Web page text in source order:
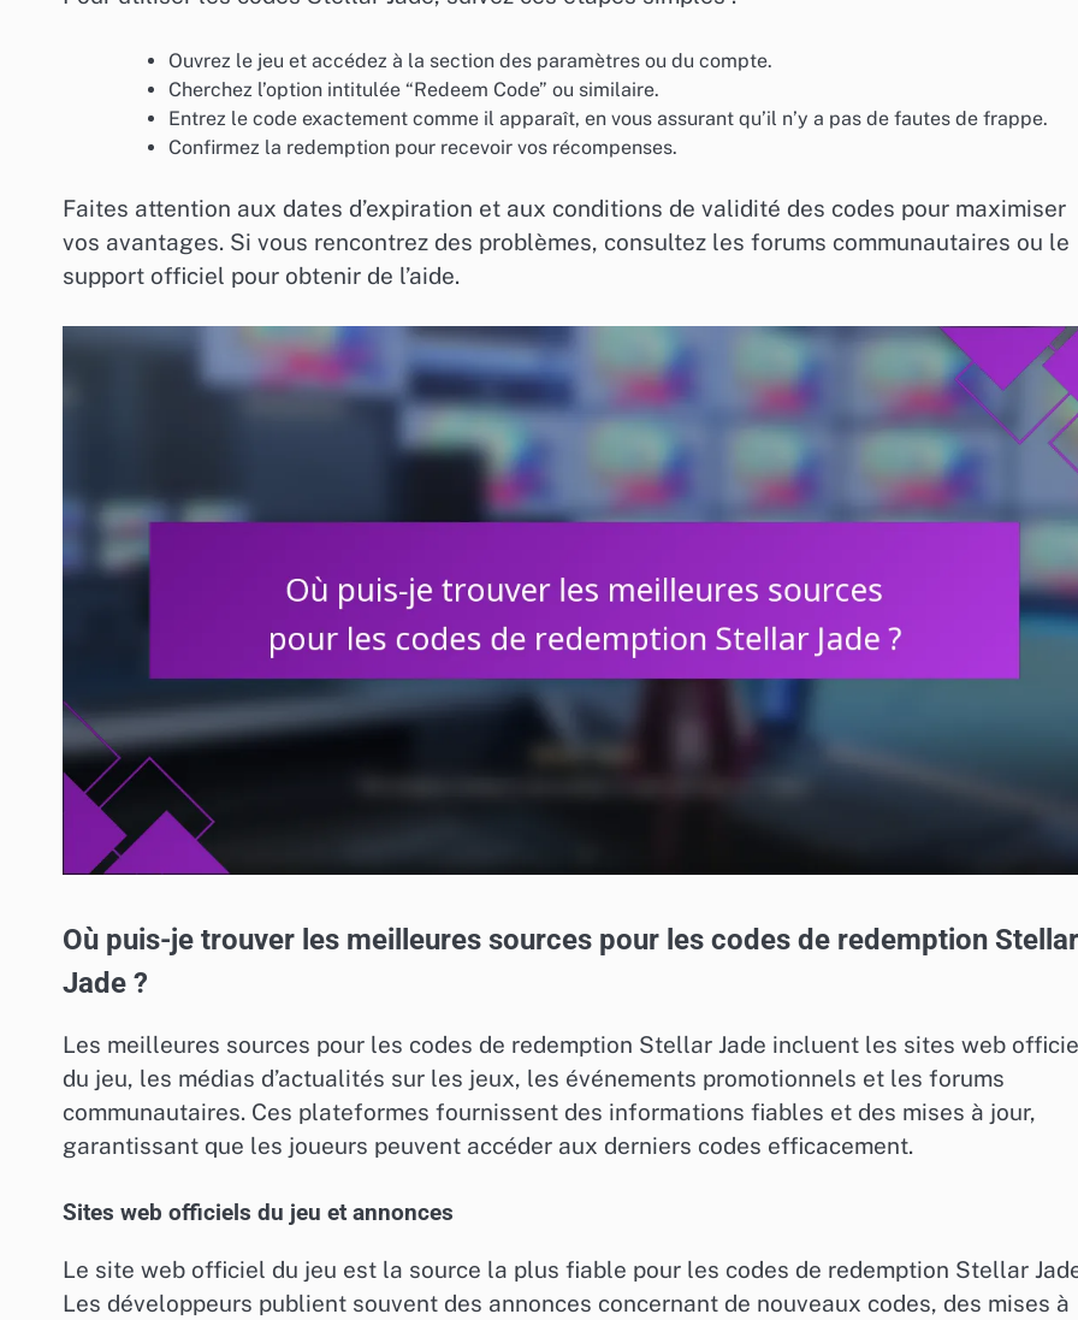
Ouvrez le jeu et accédez à la section des paramètres ou du compte.
Cherchez l’option intitulée “Redeem Code” ou similaire.
Entrez le code exactement comme il apparaît, en vous assurant qu’il n’y a pas de fautes de frappe.
Confirmez la redemption pour recevoir vos récompenses.
Faites attention aux dates d’expiration et aux conditions de validité des codes pour maximiser
vos avantages. Si vous rencontrez des problèmes, consultez les forums communautaires ou le
support officiel pour obtenir de l’aide.
Où puis-je trouver les meilleures sources pour les codes de redemption Stellar
Jade ?
Les meilleures sources pour les codes de redemption Stellar Jade incluent les sites web
du jeu, les médias d’actualités sur les jeux, les événements promotionnels et les forums
communautaires. Ces plateformes fournissent des informations fiables et des mises à jour,
garantissant que les joueurs peuvent accéder aux derniers codes efficacement.
Sites web officiels du jeu et annonces
Le site web officiel du jeu est la source la plus fiable pour les codes de redemption Stellar
Les développeurs publient souvent des annonces concernant de nouveaux codes, des mises à